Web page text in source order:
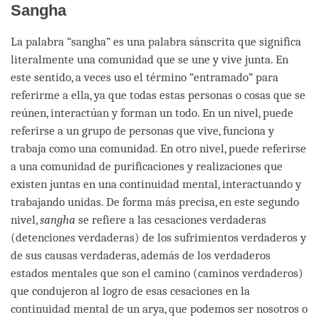
Sangha
La palabra “sangha” es una palabra sánscrita que significa
literalmente una comunidad que se une y vive junta. En
este sentido, a veces uso el término “entramado” para
referirme a ella, ya que todas estas personas o cosas que se
reúnen, interactúan y forman un todo. En un nivel, puede
referirse a un grupo de personas que vive, funciona y
trabaja como una comunidad. En otro nivel, puede referirse
a una comunidad de purificaciones y realizaciones que
existen juntas en una continuidad mental, interactuando y
trabajando unidas. De forma más precisa, en este segundo
nivel,sangha se refiere a las cesaciones verdaderas
(detenciones verdaderas) de los sufrimientos verdaderos y
de sus causas verdaderas, además de los verdaderos
estados mentales que son el camino (caminos verdaderos)
que condujeron al logro de esas cesaciones en la
continuidad mental de un arya, que podemos ser nosotros o